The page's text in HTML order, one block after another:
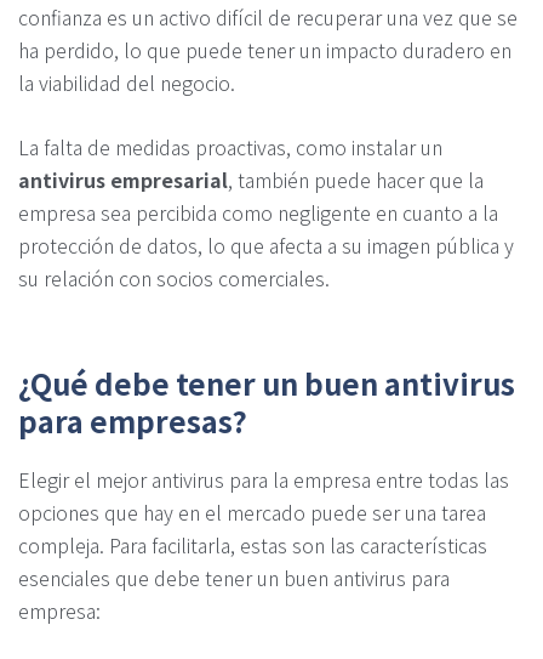
confianza es un activo difícil de recuperar una vez que se
ha perdido, lo que puede tener un impacto duradero en
la viabilidad del negocio.
La falta de medidas proactivas, como instalar un
antivirus empresarial, también puede hacer que la
empresa sea percibida como negligente en cuanto a la
protección de datos, lo que afecta a su imagen pública y
su relación con socios comerciales.
¿Qué debe tener un buen antivirus
para empresas?
Elegir el mejor antivirus para la empresa entre todas las
opciones que hay en el mercado puede ser una tarea
compleja. Para facilitarla, estas son las características
esenciales que debe tener un buen antivirus para
empresa: